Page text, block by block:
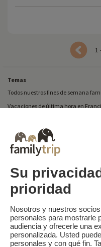
1
Temas
Todos nuestros fines de semana
Vacaciones de última hora en
Vacaciones en camping en Francia
Destinos
Vacaciones de esquí en Francia
Familytrip
¿Quiénes somos?
Condiciones
Lo que la prensa dice de nosotros
Su
prioridad
Nosotros y nuestros
personales para mostrarle
audiencia y ofrecerle una
personalizada. Usted
personales y con qué fin.